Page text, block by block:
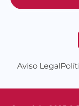
Aviso Legal